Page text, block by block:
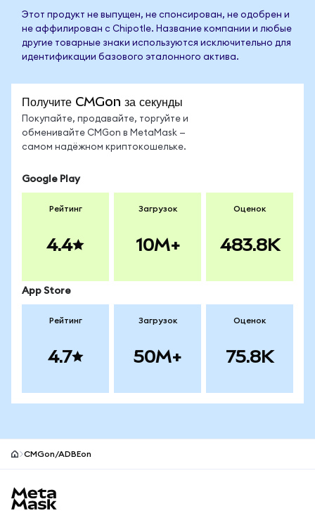
Этот продукт не выпущен, не спонсирован, не одобрен и
не аффилирован с Chipotle. Название компании и любые
другие товарные знаки используются исключительно для
идентификации базового эталонного актива.
Получите CMGon за секунды
Покупайте, продавайте, торгуйте и
обменивайте CMGon в MetaMask —
самом надёжном криптокошельке.
Google Play
Рейтинг
4.4
Загрузок
10M+
Оценок
483.8K
App Store
Рейтинг
4.7
Загрузок
50M+
Оценок
75.8K
CMGon/ADBEon